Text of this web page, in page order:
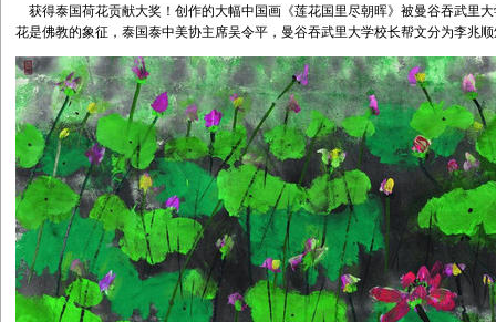
获得泰国荷花贡献大奖！创作的大幅中国画《莲花国里尽朝晖》被曼谷吞武里
花是佛教的象征，泰国泰中美协主席吴令平，曼谷吞武里大学校长帮文分为李兆